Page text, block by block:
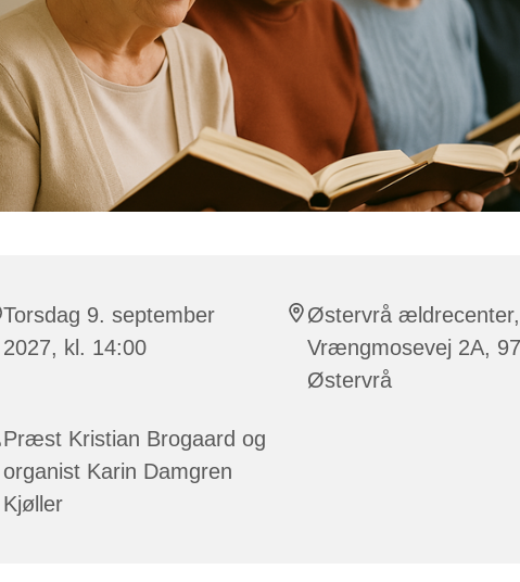
Torsdag 9. september
2027, kl. 14:00
Østervrå ældrecenter,
Vrængmosevej 2A,
Østervrå
Præst Kristian Brogaard og
organist Karin Damgren
Kjøller